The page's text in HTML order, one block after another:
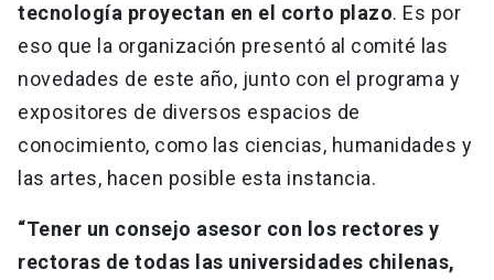
tecnología proyectan en el corto plazo. Es por
eso que la organización presentó al comité las
novedades de este año, junto con el programa y
expositores de diversos espacios de
conocimiento, como las ciencias, humanidades y
las artes, hacen posible esta instancia.
“Tener un consejo asesor con los rectores y
rectoras de todas las universidades chilenas,